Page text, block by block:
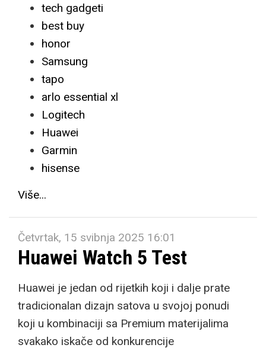
tech gadgeti
best buy
honor
Samsung
tapo
arlo essential xl
Logitech
Huawei
Garmin
hisense
Više...
Četvrtak, 15 svibnja 2025 16:01
Huawei Watch 5 Test
Huawei je jedan od rijetkih koji i dalje prate
tradicionalan dizajn satova u svojoj ponudi
koji u kombinaciji sa Premium materijalima
svakako iskače od konkurencije